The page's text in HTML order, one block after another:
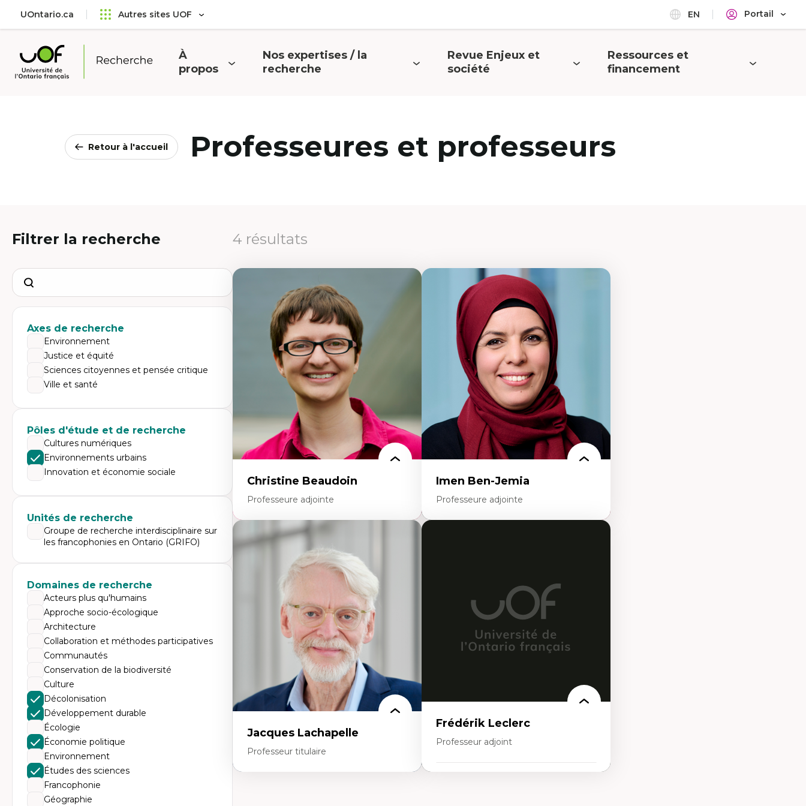
principal
UOntario.ca Autres sites UOF EN Portail
Université
Ouvrir
À
propos
Ouvrir
Nos expertises / la
recherche
Ouvrir
Revue Enjeux et
société
Ouvrir
Ressources et
financement
Retour à l'accueil Professeures et professeurs
Filtrer la recherche
Search
Axes de recherche
Environnement
Justice et équité
Sciences citoyennes et pensée critique
Ville et santé
Pôles d'étude et de recherche
Cultures numériques
Environnements urbains
Innovation et économie sociale
Unités de recherche
Groupe de recherche interdisciplinaire sur
les francophonies en Ontario (GRIFO)
Domaines de recherche
Acteurs plus qu'humains
Approche socio-écologique
Architecture
Collaboration et méthodes participatives
Communautés
Conservation de la biodiversité
Culture
Décolonisation
Développement durable
Écologie
Économie politique
Environnement
Études des sciences
Francophonie
Géographie
4 résultats
Christine Beaudoin
Professeure adjointe
Expertises
Méthodes de recherche
Acteurs plus qu'humains
Approches socio-écologiques
Conservation de la biodiversité
Collaboration et méthodes participatives
Études des sciences
Relations humain-environnement
Transdisciplinarité
Imen Ben-Jemia
Professeure adjointe
communautés immigrantes dans l'espace
Design architectural et urbain
Patrimoine et patrimonialisation
Jacques Lachapelle
Professeur titulaire
Frédérik Leclerc
Professeur adjoint